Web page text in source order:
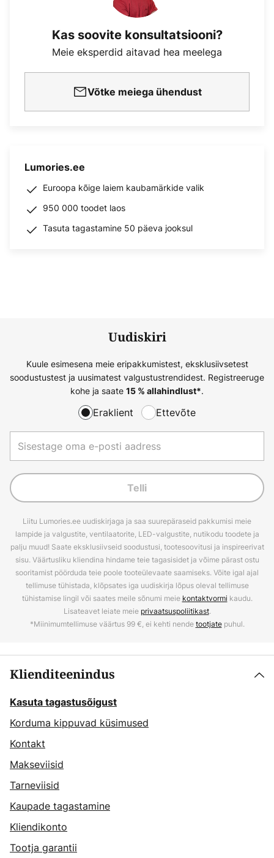
Kas soovite konsultatsiooni?
Meie eksperdid aitavad hea meelega
Võtke meiega ühendust
Lumories.ee
Euroopa kõige laiem kaubamärkide valik
950 000 toodet laos
Tasuta tagastamine 50 päeva jooksul
Uudiskiri
Kuule esimesena meie eripakkumistest, eksklusiivsetest
soodustustest ja uusimatest valgustustrendidest. Registreeruge
kohe ja saate 15 % allahindlust*.
Eraklient Ettevõte
Telli
Liitu Lumories.ee uudiskirjaga ja saa suurepäraseid pakkumisi meie
lampide ja valgustite, ventilaatorite, LED-valgustite, nutikodu toodete ja
palju muud! Saate eksklusiivseid soodustusi, tootesoovitusi ja inspireerivat
sisu. Väärtusliku kliendina hindame teie tagasisidet ja võime pärast ostu
sooritamist pöörduda teie poole tooteülevaate saamiseks. Võite igal ajal
tellimuse tühistada, klõpsates iga uudiskirja lõpus oleval tellimuse
tühistamise lingil või saates meile sõnumi meie kontaktvormi kaudu.
Lisateavet leiate meie privaatsuspoliitikast.
*Miinimumtellimuse väärtus 99 €, ei kehti nendetootjatepuhul.
Klienditeenindus
Kasuta tagastusõigust
Korduma kippuvad küsimused
Kontakt
Makseviisid
Tarneviisid
Kaupade tagastamine
Kliendikonto
Tootja garantii